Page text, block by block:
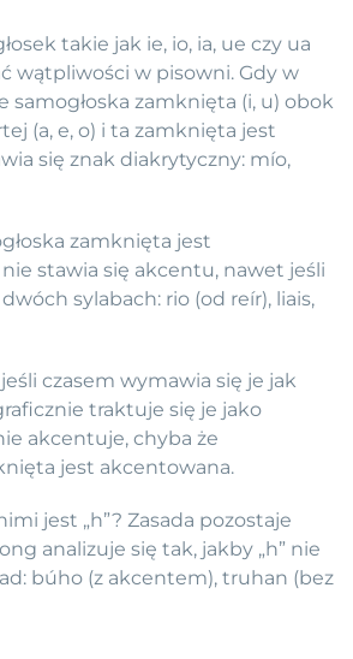
takie jak ie, io, ia, ue czy ua
wątpliwości w pisowni. Gdy w
samogłoska zamknięta (i, u) obok
(a, e, o) i ta zamknięta jest
się znak diakrytyczny: mío,
zamknięta jest
stawia się akcentu, nawet jeśli
sylabach: rio (od reír), liais,
czasem wymawia się je jak
traktuje się je jako
akcentuje, chyba że
jest akcentowana.
jest „h”? Zasada pozostaje
analizuje się tak, jakby „h” nie
búho (z akcentem), truhan (bez